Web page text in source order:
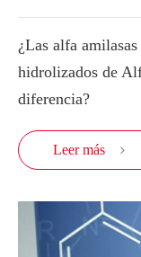
¿Las alfa
hidrolizados de
diferencia?
Leer más 